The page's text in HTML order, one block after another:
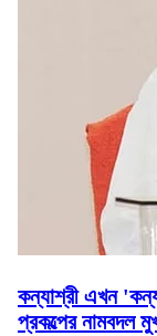
কন্যাশ্রী এখন
প্রকল্পের নামবদল